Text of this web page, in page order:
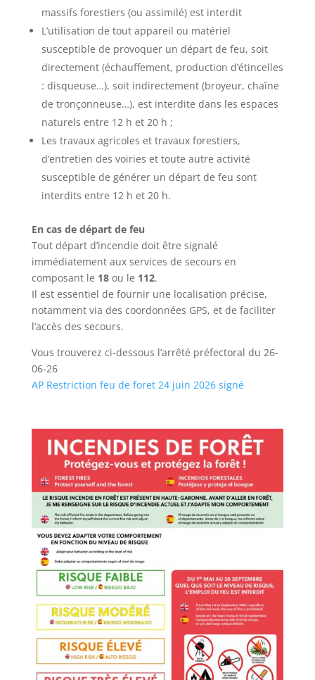
massifs forestiers (ou assimilé) est interdit
L’utilisation de tout appareil ou matériel
susceptible de provoquer un départ de feu, soit
directement (échauffement, production d’étincelles
: disqueuse…), soit indirectement (broyeur, chaîne
de tronçonneuse…), est interdite dans les espaces
naturels entre 12 h et 20 h ;
Les travaux agricoles et travaux forestiers,
d’entretien des voiries et toute autre activité
susceptible de générer un départ de feu sont
interdits entre 12 h et 20 h.
En cas de départ de feu
Tout départ d’incendie doit être signalé
immédiatement aux services de secours en
composant le 18ou le 112.
Il est essentiel de fournir une localisation précise,
notamment via des coordonnées GPS, et de faciliter
l’accès des secours.
Vous trouverez ci-dessous l’arrêté préfectoral du 26-
06-26
AP Restriction feu de foret 24 juin 2026 signé